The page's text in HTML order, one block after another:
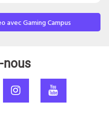
avec Gaming Campus
nous